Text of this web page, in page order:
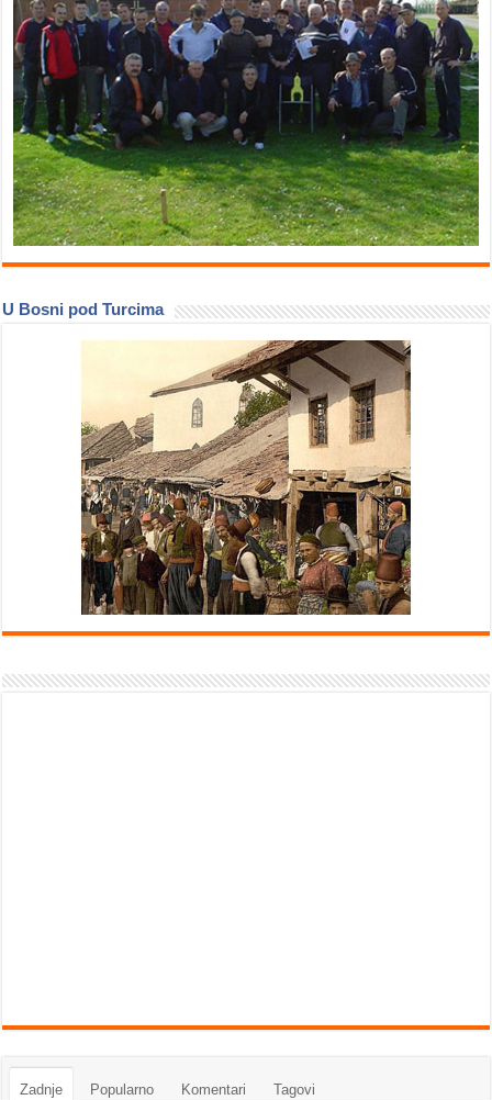
U Bosni pod Turcima
Zadnje Popularno Komentari Tagovi